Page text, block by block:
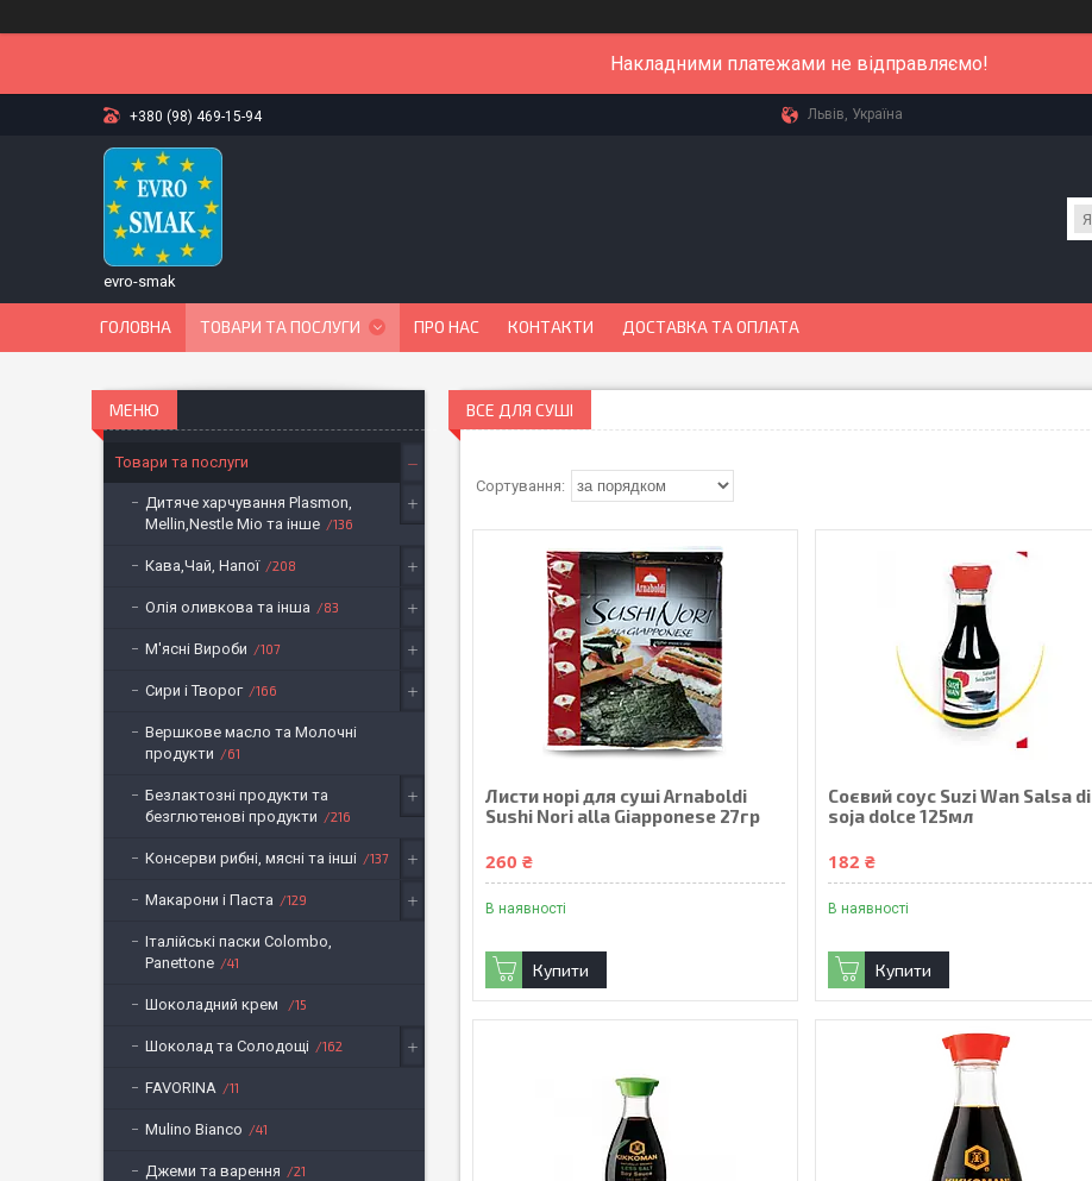
Накладними платежами не відправляємо!
+380 (98) 469-15-94 Львів, Україна
evro-smak
ГОЛОВНА ТОВАРИ ТА ПОСЛУГИ ПРО НАС КОНТАКТИ ДОСТАВКА ТА ОПЛАТА
ВСЕ ДЛЯ СУШІ
Листи норі для суші Arnaboldi
Sushi Nori alla Giapponese 27гр
260 ₴
В наявності
Купити
Соєвий соус Suzi Wan Salsa di
soja dolce 125мл
182 ₴
В наявності
Купити
Товари та послуги
Дитяче харчування Plasmon,
Mellin,Nestle Mio та інше
136
Кава,Чай, Напої 208
Олія оливкова та інша 83
М'ясні Вироби 107
Сири і Творог 166
Вершкове масло та Молочні
продукти
61
Безлактозні продукти та
безглютенові продукти
216
Консерви рибні, мясні та інші 137
Макарони і Паста 129
Італійські паски Colombo,
Panettone
41
Шоколадний крем 15
Шоколад та Солодощі 162
FAVORINA 11
Mulino Bianco 41
Джеми та варення 21